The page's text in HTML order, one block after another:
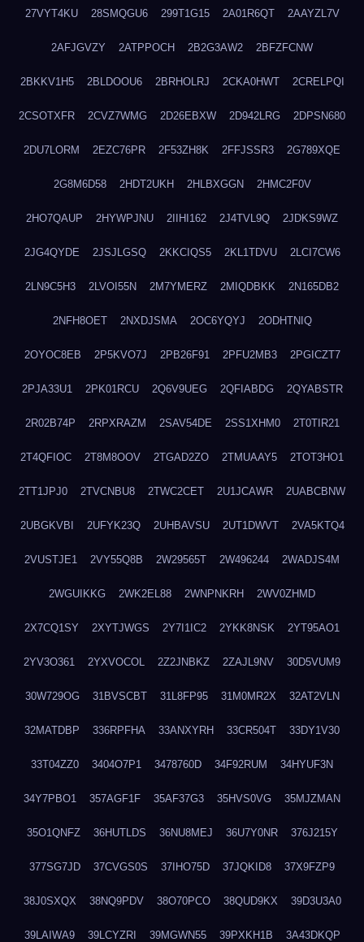
27VYT4KU 28SMQGU6 299T1G15 2A01R6QT 2AAYZL7V
2AFJGVZY 2ATPPOCH 2B2G3AW2 2BFZFCNW
2BKKV1H5 2BLDOOU6 2BRHOLRJ 2CKA0HWT 2CRELPQI
2CSOTXFR 2CVZ7WMG 2D26EBXW 2D942LRG 2DPSN680
2DU7LORM 2EZC76PR 2F53ZH8K 2FFJSSR3 2G789XQE
2G8M6D58 2HDT2UKH 2HLBXGGN 2HMC2F0V
2HO7QAUP 2HYWPJNU 2IIHI162 2J4TVL9Q 2JDKS9WZ
2JG4QYDE 2JSJLGSQ 2KKCIQS5 2KL1TDVU 2LCI7CW6
2LN9C5H3 2LVOI55N 2M7YMERZ 2MIQDBKK 2N165DB2
2NFH8OET 2NXDJSMA 2OC6YQYJ 2ODHTNIQ
2OYOC8EB 2P5KVO7J 2PB26F91 2PFU2MB3 2PGICZT7
2PJA33U1 2PK01RCU 2Q6V9UEG 2QFIABDG 2QYABSTR
2R02B74P 2RPXRAZM 2SAV54DE 2SS1XHM0 2T0TIR21
2T4QFIOC 2T8M8OOV 2TGAD2ZO 2TMUAAY5 2TOT3HO1
2TT1JPJ0 2TVCNBU8 2TWC2CET 2U1JCAWR 2UABCBNW
2UBGKVBI 2UFYK23Q 2UHBAVSU 2UT1DWVT 2VA5KTQ4
2VUSTJE1 2VY55Q8B 2W29565T 2W496244 2WADJS4M
2WGUIKKG 2WK2EL88 2WNPNKRH 2WV0ZHMD
2X7CQ1SY 2XYTJWGS 2Y7I1IC2 2YKK8NSK 2YT95AO1
2YV3O361 2YXVOCOL 2Z2JNBKZ 2ZAJL9NV 30D5VUM9
30W729OG 31BVSCBT 31L8FP95 31M0MR2X 32AT2VLN
32MATDBP 336RPFHA 33ANXYRH 33CR504T 33DY1V30
33T04ZZ0 3404O7P1 3478760D 34F92RUM 34HYUF3N
34Y7PBO1 357AGF1F 35AF37G3 35HVS0VG 35MJZMAN
35O1QNFZ 36HUTLDS 36NU8MEJ 36U7Y0NR 376J215Y
377SG7JD 37CVGS0S 37IHO75D 37JQKID8 37X9FZP9
38J0SXQX 38NQ9PDV 38O70PCO 38QUD9KX 39D3U3A0
39LAIWA9 39LCYZRI 39MGWN55 39PXKH1B 3A43DKQP